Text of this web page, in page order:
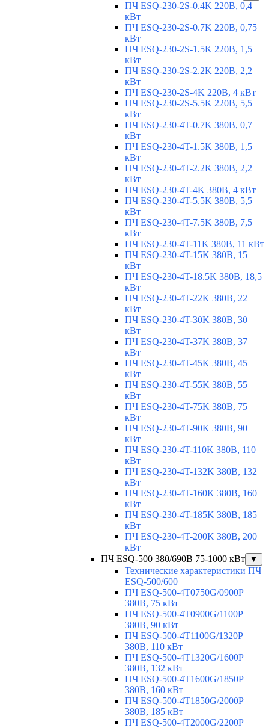
ПЧ ESQ-230-2S-0.4K 220В, 0,4
кВт
ПЧ ESQ-230-2S-0.7K 220В, 0,75
кВт
ПЧ ESQ-230-2S-1.5K 220В, 1,5
кВт
ПЧ ESQ-230-2S-2.2K 220В, 2,2
кВт
ПЧ ESQ-230-2S-4K 220В, 4 кВт
ПЧ ESQ-230-2S-5.5K 220В, 5,5
кВт
ПЧ ESQ-230-4T-0.7K 380В, 0,7
кВт
ПЧ ESQ-230-4T-1.5K 380В, 1,5
кВт
ПЧ ESQ-230-4T-2.2K 380В, 2,2
кВт
ПЧ ESQ-230-4T-4K 380В, 4 кВт
ПЧ ESQ-230-4T-5.5K 380В, 5,5
кВт
ПЧ ESQ-230-4T-7.5K 380В, 7,5
кВт
ПЧ ESQ-230-4T-11K 380В, 11 кВт
ПЧ ESQ-230-4T-15K 380В, 15
кВт
ПЧ ESQ-230-4T-18.5K 380В, 18,5
кВт
ПЧ ESQ-230-4T-22K 380В, 22
кВт
ПЧ ESQ-230-4T-30K 380В, 30
кВт
ПЧ ESQ-230-4T-37K 380В, 37
кВт
ПЧ ESQ-230-4T-45K 380В, 45
кВт
ПЧ ESQ-230-4T-55K 380В, 55
кВт
ПЧ ESQ-230-4T-75K 380В, 75
кВт
ПЧ ESQ-230-4T-90K 380В, 90
кВт
ПЧ ESQ-230-4T-110K 380В, 110
кВт
ПЧ ESQ-230-4T-132K 380В, 132
кВт
ПЧ ESQ-230-4T-160K 380В, 160
кВт
ПЧ ESQ-230-4T-185K 380В, 185
кВт
ПЧ ESQ-230-4T-200K 380В, 200
кВт
ПЧ ESQ-500 380/690В 75-1000 кВт
▼
Технические характеристики ПЧ
ESQ-500/600
ПЧ ESQ-500-4T0750G/0900P
380В, 75 кВт
ПЧ ESQ-500-4T0900G/1100P
380В, 90 кВт
ПЧ ESQ-500-4T1100G/1320P
380В, 110 кВт
ПЧ ESQ-500-4T1320G/1600P
380В, 132 кВт
ПЧ ESQ-500-4T1600G/1850P
380В, 160 кВт
ПЧ ESQ-500-4T1850G/2000P
380В, 185 кВт
ПЧ ESQ-500-4T2000G/2200P